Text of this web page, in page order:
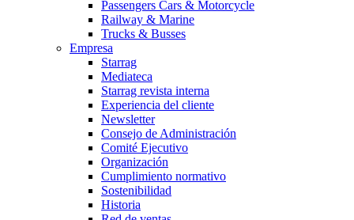
Passengers Cars & Motorcycle
Railway & Marine
Trucks & Busses
Empresa
Starrag
Mediateca
Starrag revista interna
Experiencia del cliente
Newsletter
Consejo de Administración
Comité Ejecutivo
Organización
Cumplimiento normativo
Sostenibilidad
Historia